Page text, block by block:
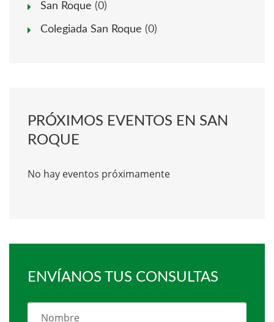
San Roque (0)
Colegiada San Roque (0)
PRÓXIMOS EVENTOS EN SAN
ROQUE
No hay eventos próximamente
ENVÍANOS TUS CONSULTAS